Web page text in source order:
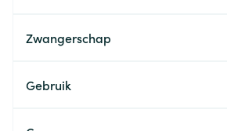
Zwangerschap
Gebruik